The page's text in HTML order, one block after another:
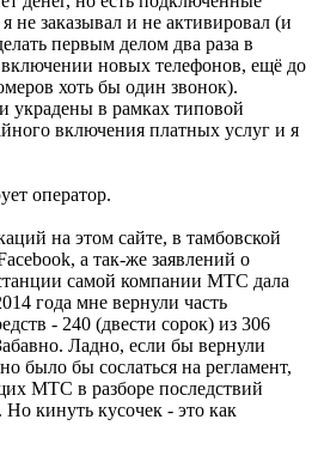
не заказывал и не активировал (и
первым делом два раза в
новых телефонов, ещё до
хоть бы один звонок).
украдены в рамках типовой
включения платных услуг и я
оператор.
на этом сайте, в тамбовской
а так-же заявлений о
самой компании МТС дала
года мне вернули часть
- 240 (двести сорок) из 306
Ладно, если бы вернули
было бы сослаться на регламент,
МТС в разборе последствий
кинуть кусочек - это как